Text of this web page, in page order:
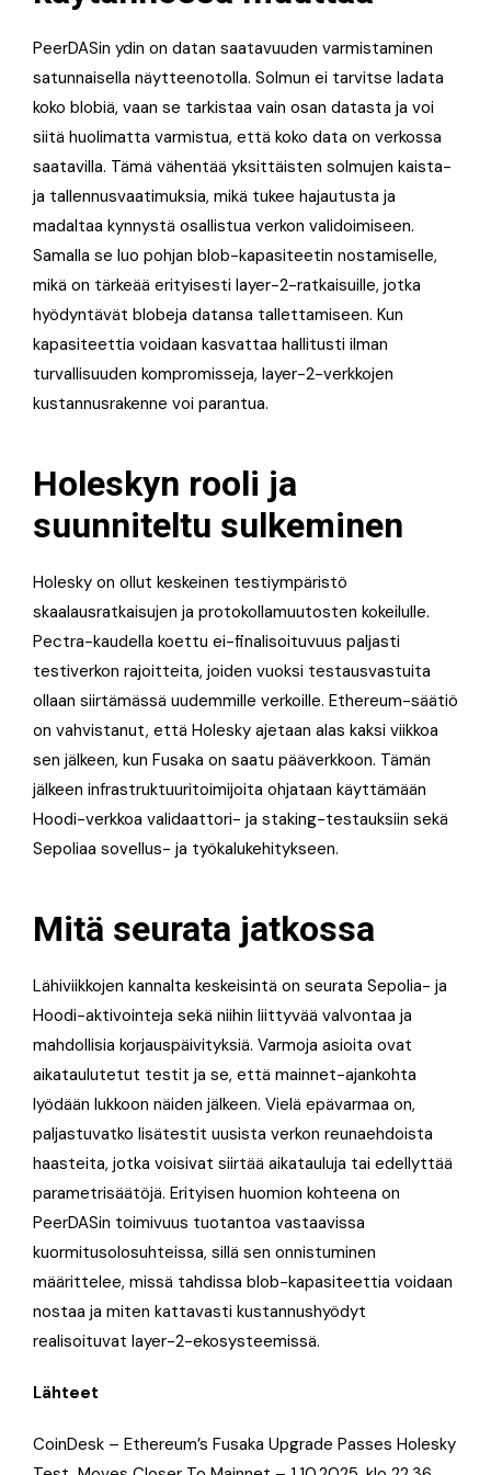
PeerDASin ydin on datan saatavuuden varmistaminen
satunnaisella näytteenotolla. Solmun ei tarvitse ladata
koko blobiä, vaan se tarkistaa vain osan datasta ja voi
siitä huolimatta varmistua, että koko data on verkossa
saatavilla. Tämä vähentää yksittäisten solmujen kaista-
ja tallennusvaatimuksia, mikä tukee hajautusta ja
madaltaa kynnystä osallistua verkon validoimiseen.
Samalla se luo pohjan blob-kapasiteetin nostamiselle,
mikä on tärkeää erityisesti layer-2-ratkaisuille, jotka
hyödyntävät blobeja datansa tallettamiseen. Kun
kapasiteettia voidaan kasvattaa hallitusti ilman
turvallisuuden kompromisseja, layer-2-verkkojen
kustannusrakenne voi parantua.
Holeskyn rooli ja
suunniteltu sulkeminen
Holesky on ollut keskeinen testiympäristö
skaalausratkaisujen ja protokollamuutosten kokeilulle.
Pectra-kaudella koettu ei-finalisoituvuus paljasti
testiverkon rajoitteita, joiden vuoksi testausvastuita
ollaan siirtämässä uudemmille verkoille. Ethereum-säätiö
on vahvistanut, että Holesky ajetaan alas kaksi viikkoa
sen jälkeen, kun Fusaka on saatu pääverkkoon. Tämän
jälkeen infrastruktuuritoimijoita ohjataan käyttämään
Hoodi-verkkoa validaattori- ja staking-testauksiin sekä
Sepoliaa sovellus- ja työkalukehitykseen.
Mitä seurata jatkossa
Lähiviikkojen kannalta keskeisintä on seurata Sepolia- ja
Hoodi-aktivointeja sekä niihin liittyvää valvontaa ja
mahdollisia korjauspäivityksiä. Varmoja asioita ovat
aikataulutetut testit ja se, että mainnet-ajankohta
lyödään lukkoon näiden jälkeen. Vielä epävarmaa on,
paljastuvatko lisätestit uusista verkon reunaehdoista
haasteita, jotka voisivat siirtää aikatauluja tai edellyttää
parametrisäätöjä. Erityisen huomion kohteena on
PeerDASin toimivuus tuotantoa vastaavissa
kuormitusolosuhteissa, sillä sen onnistuminen
määrittelee, missä tahdissa blob-kapasiteettia voidaan
nostaa ja miten kattavasti kustannushyödyt
realisoituvat layer-2-ekosysteemissä.
Lähteet
CoinDesk – Ethereum’s Fusaka Upgrade Passes Holesky